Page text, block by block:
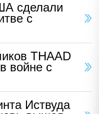
сделали
с
THAAD
войне с
Иствуда